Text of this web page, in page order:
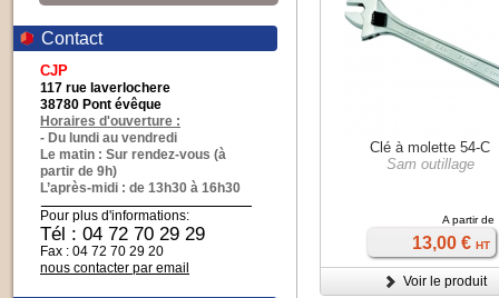
Contact
CJP
117 rue laverlochere
38780 Pont évêque
Horaires d'ouverture :
- Du lundi au vendredi
Le matin : Sur rendez-vous (à
partir de 9h)
L’après-midi : de 13h30 à 16h30
Pour plus d'informations:
Tél : 04 72 70 29 29
Fax : 04 72 70 29 20
nous contacter par email
Clé à molette 54-C
Sam outillage
A partir de
13,00 € HT
Voir le produit